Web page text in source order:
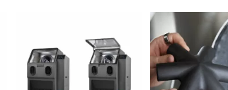
53.595,00 €.